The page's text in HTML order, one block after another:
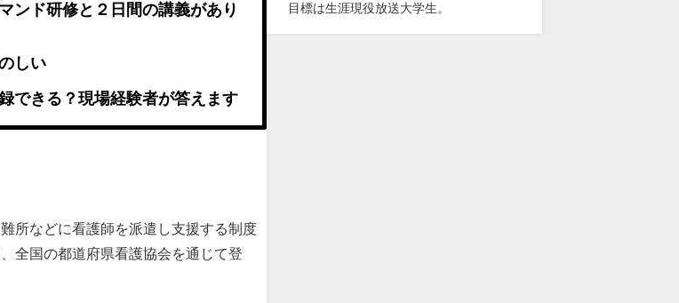
ンド研修と２日間の講義があり
しい
できる？現場経験者が答えます
所などに看護師を派遣し支援する制度
全国の都道府県看護協会を通じて登
目標は生涯現役放送大学生。